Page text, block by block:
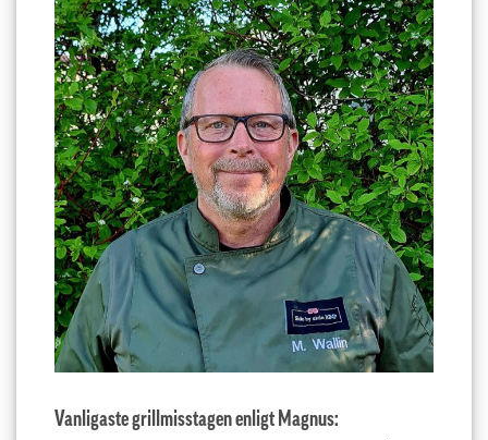
Vanligaste grillmisstagen enligt Magnus: